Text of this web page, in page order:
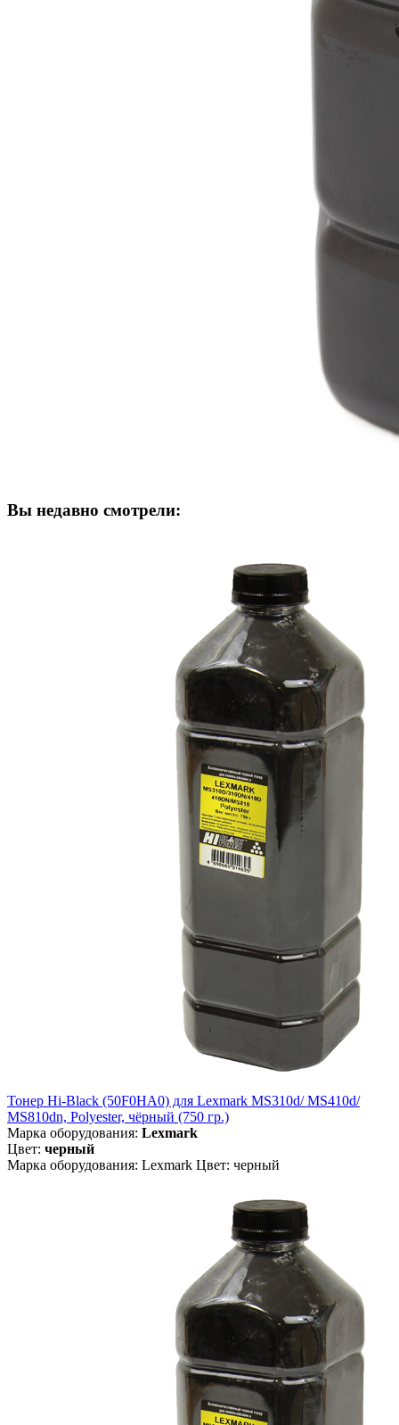
Вы недавно смотрели:
Тонер Hi-Black (50F0HA0) для Lexmark MS310d/ MS410d/
MS810dn, Polyester, чёрный (750 гр.)
Марка оборудования: Lexmark
Цвет: черный
Марка оборудования: Lexmark Цвет: черный